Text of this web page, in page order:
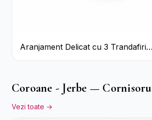
Aranjament Delicat cu 3 Trandafiri
Roz în Cutie Albă
Coroane - Jerbe — Cornisoru
Vezi toate →